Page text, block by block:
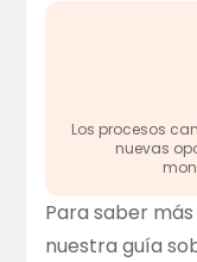
Los procesos
nuevas
Para saber
nuestra guía